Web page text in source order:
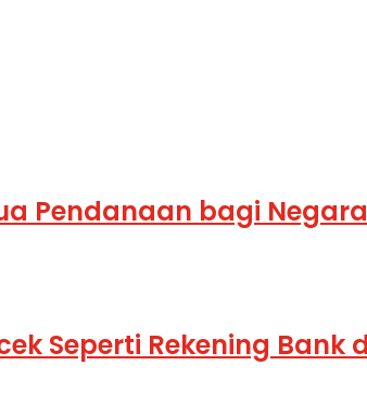
Pendanaan bagi
Seperti Rekening Bank